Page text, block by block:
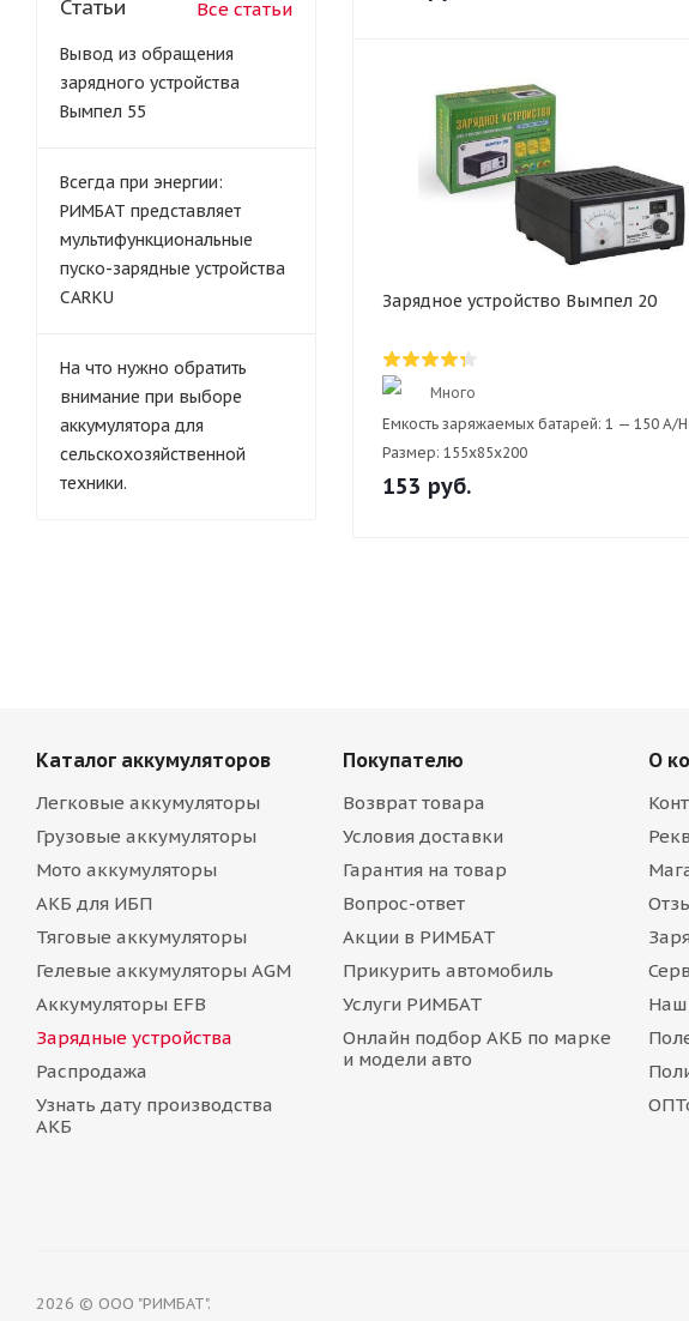
Зарядное устройство Вымпел 20
Много
Емкость заряжаемых батарей: 1 — 150 A/H
Размер: 155х85x200
153 руб.
Статьи Все статьи
Вывод из обращения
зарядного устройства
Вымпел 55
Всегда при энергии:
РИМБАТ представляет
мультифункциональные
пуско-зарядные устройства
CARKU
На что нужно обратить
внимание при выборе
аккумулятора для
сельскохозяйственной
техники.
Каталог аккумуляторов
Легковые аккумуляторы
Грузовые аккумуляторы
Мото аккумуляторы
АКБ для ИБП
Тяговые аккумуляторы
Гелевые аккумуляторы AGM
Аккумуляторы EFB
Зарядные устройства
Распродажа
Узнать дату производства
АКБ
Покупателю
Возврат товара
Условия доставки
Гарантия на товар
Вопрос-ответ
Акции в РИМБАТ
Прикурить автомобиль
Услуги РИМБАТ
Онлайн подбор АКБ по марке
и модели авто
О
Наш
2026 © ООО "РИМБАТ".